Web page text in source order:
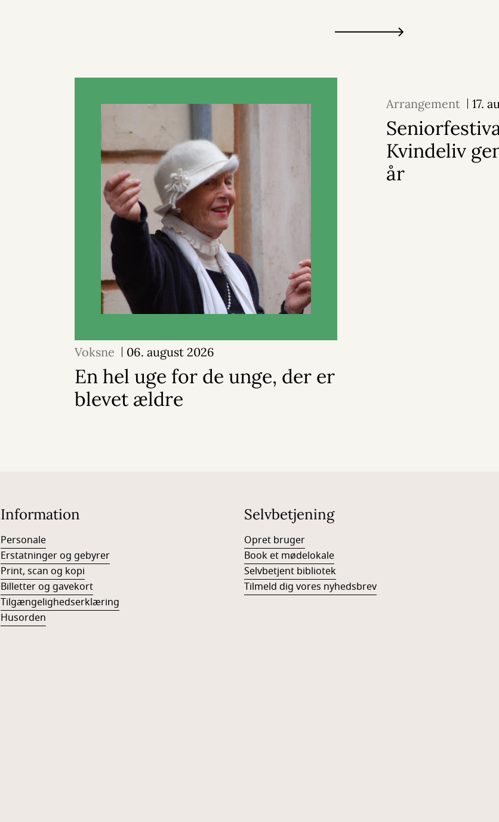
Voksne 06. august 2026
En hel uge for de unge, der er
blevet ældre
Arrangement 17.
Kvindeliv
år
Information
Personale
Erstatninger og gebyrer
Print, scan og kopi
Billetter og gavekort
Tilgængelighedserklæring
Husorden
Selvbetjening
Opret bruger
Book et mødelokale
Selvbetjent bibliotek
Tilmeld dig vores nyhedsbrev